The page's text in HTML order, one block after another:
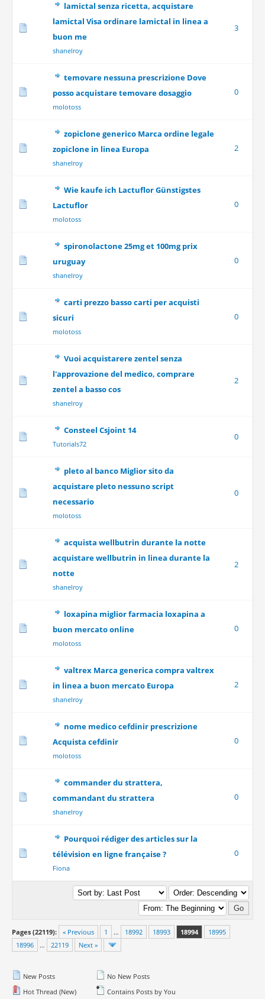
lamictal senza ricetta, acquistare
lamictal Visa ordinare lamictal in linea a
buon me
shanelroy
3
temovare nessuna prescrizione Dove
posso acquistare temovare dosaggio
molotoss
0
zopiclone generico Marca ordine legale
zopiclone in linea Europa
shanelroy
2
Wie kaufe ich Lactuflor Günstigstes
Lactuflor
molotoss
0
spironolactone 25mg et 100mg prix
uruguay
shanelroy
0
carti prezzo basso carti per acquisti
sicuri
molotoss
0
Vuoi acquistarere zentel senza
l'approvazione del medico, comprare
zentel a basso cos
shanelroy
2
Consteel Csjoint 14
Tutorials72
0
pleto al banco Miglior sito da
acquistare pleto nessuno script
necessario
molotoss
0
acquista wellbutrin durante la notte
acquistare wellbutrin in linea durante la
notte
shanelroy
2
loxapina miglior farmacia loxapina a
buon mercato online
molotoss
0
valtrex Marca generica compra valtrex
in linea a buon mercato Europa
shanelroy
2
nome medico cefdinir prescrizione
Acquista cefdinir
molotoss
0
commander du strattera,
commandant du strattera
shanelroy
0
Pourquoi rédiger des articles sur la
télévision en ligne française ?
Fiona
0
Pages (22119): « Previous 1 … 18992 18993 18994
18995
18996
… 22119 Next »
New Posts
Hot Thread (New)
No New Posts
Contains Posts by You